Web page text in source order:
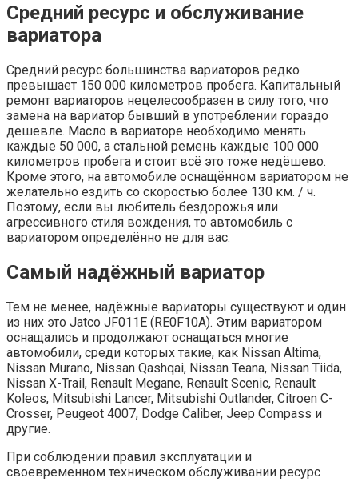
Средний ресурс и обслуживание
вариатора
Средний ресурс большинства вариаторов редко
превышает 150 000 километров пробега. Капитальный
ремонт вариаторов нецелесообразен в силу того, что
замена на вариатор бывший в употреблении гораздо
дешевле. Масло в вариаторе необходимо менять
каждые 50 000, а стальной ремень каждые 100 000
километров пробега и стоит всё это тоже недёшево.
Кроме этого, на автомобиле оснащённом вариатором не
желательно ездить со скоростью более 130 км. / ч.
Поэтому, если вы любитель бездорожья или
агрессивного стиля вождения, то автомобиль с
вариатором определённо не для вас.
Самый надёжный вариатор
Тем не менее, надёжные вариаторы существуют и один
из них это Jatco JF011E (RE0F10A). Этим вариатором
оснащались и продолжают оснащаться многие
автомобили, среди которых такие, как Nissan Altima,
Nissan Murano, Nissan Qashqai, Nissan Teana, Nissan Tiida,
Nissan X-Trail, Renault Megane, Renault Scenic, Renault
Koleos, Mitsubishi Lancer, Mitsubishi Outlander, Citroen C-
Crosser, Peugeot 4007, Dodge Caliber, Jeep Compass и
другие.
При соблюдении правил эксплуатации и
своевременном техническом обслуживании ресурс